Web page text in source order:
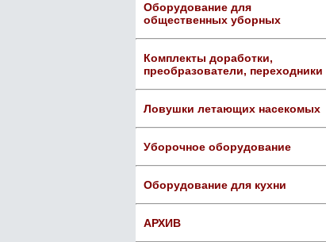
Оборудование для
общественных уборных
Комплекты доработки,
преобразователи, переходники
Ловушки летающих насекомых
Уборочное оборудование
Оборудование для кухни
АРХИВ